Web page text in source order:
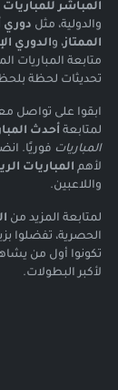
المباشر للمباريات
والدولية، مثل دوري
الممتاز، والدوري
متابعة المباريات
تحديثات لحظة
ابقوا على تواصل
لمتابعة أحدث
المباريات فوريًا.
لأهم المباريات
واللاعبين.
لمتابعة المزيد من
الحصرية، تفضلوا
تكونوا أول من
لأكبر البطولات.